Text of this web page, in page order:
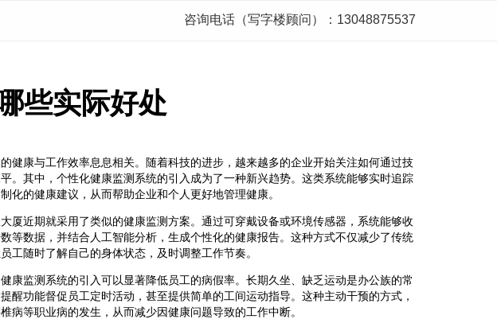
咨询电话（写字楼顾问）：13048875537
些实际好处
健康与工作效率息息相关。随着科技的进步，越来越多的企业开始关注如何通过技
。其中，个性化健康监测系统的引入成为了一种新兴趋势。这类系统能够实时追踪
化的健康建议，从而帮助企业和个人更好地管理健康。
厦近期就采用了类似的健康监测方案。通过可穿戴设备或环境传感器，系统能够收
等数据，并结合人工智能分析，生成个性化的健康报告。这种方式不仅减少了传统
工随时了解自己的身体状态，及时调整工作节奏。
康监测系统的引入可以显著降低员工的病假率。长期久坐、缺乏运动是办公族的常
醒功能督促员工定时活动，甚至提供简单的工间运动指导。这种主动干预的方式，
病等职业病的发生，从而减少因健康问题导致的工作中断。